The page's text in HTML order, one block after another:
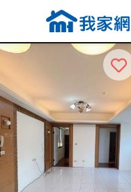
熱門關鍵字
好屋限量釋出
2026 新北降